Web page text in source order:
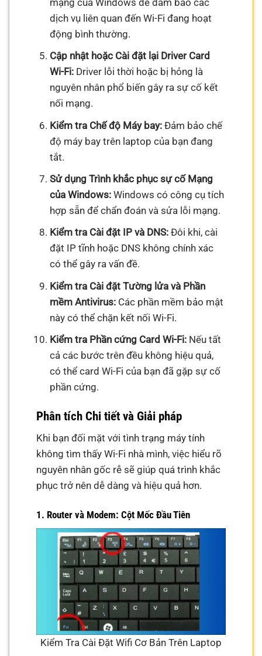
dịch vụ liên quan đến Wi-Fi đang hoạt
động bình thường.
Cập nhật hoặc Cài đặt lại Driver Card
Wi-Fi:Driver lỗi thời hoặc bị hỏng là
nguyên nhân phổ biến gây ra sự cố kết
nối mạng.
Kiểm tra Chế độ Máy bay:Đảm bảo chế
độ máy bay trên laptop của bạn đang
tắt.
Sử dụng Trình khắc phục sự cố Mạng
của Windows:Windows có công cụ tích
hợp sẵn để chẩn đoán và sửa lỗi mạng.
Kiểm tra Cài đặt IP và DNS:Đôi khi, cài
đặt IP tĩnh hoặc DNS không chính xác
có thể gây ra vấn đề.
Kiểm tra Cài đặt Tường lửa và Phần
mềm Antivirus:Các phần mềm bảo mật
này có thể chặn kết nối Wi-Fi.
Kiểm tra Phần cứng Card Wi-Fi:Nếu tất
cả các bước trên đều không hiệu quả,
có thể card Wi-Fi của bạn đã gặp sự cố
phần cứng.
Phân tích Chi tiết và Giải pháp
Khi bạn đối mặt với tình trạng máy tính
không tìm thấy Wi-Fi nhà mình, việc hiểu rõ
nguyên nhân gốc rễ sẽ giúp quá trình khắc
phục trở nên dễ dàng và hiệu quả hơn.
1. Router và Modem: Cột Mốc Đầu Tiên
Kiểm Tra Cài Đặt Wifi Cơ Bản Trên Laptop